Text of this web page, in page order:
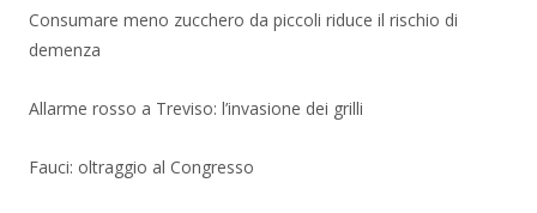
Consumare meno zucchero da piccoli riduce il rischio di
demenza
Allarme rosso a Treviso: l’invasione dei grilli
Fauci: oltraggio al Congresso